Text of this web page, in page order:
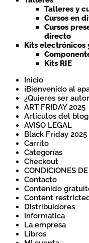
Talleres y
Cursos en
Cursos
directo
Kits electrónicos
Kits RIE
Inicio
¡Bienvenido al
¿Quieres ser
ART FRIDAY 2025
Artículos del blog
AVISO LEGAL
Black Friday 2025
Carrito
Categorías
Checkout
CONDICIONES
Contacto
Contenido
Content
Distribuidores
Informática
La empresa
Libros